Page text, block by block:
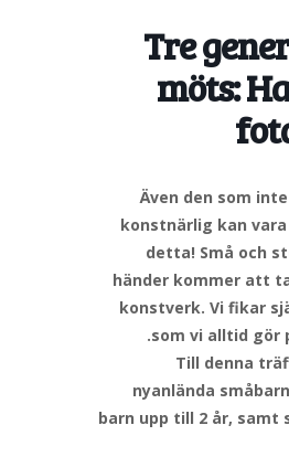
Tre
möts:
Även den som
konstnärlig kan
detta! Små och
händer kommer att
konstverk. Vi fikar
som vi alltid gör
Till denna
nyanlända
barn upp till 2 år, samt